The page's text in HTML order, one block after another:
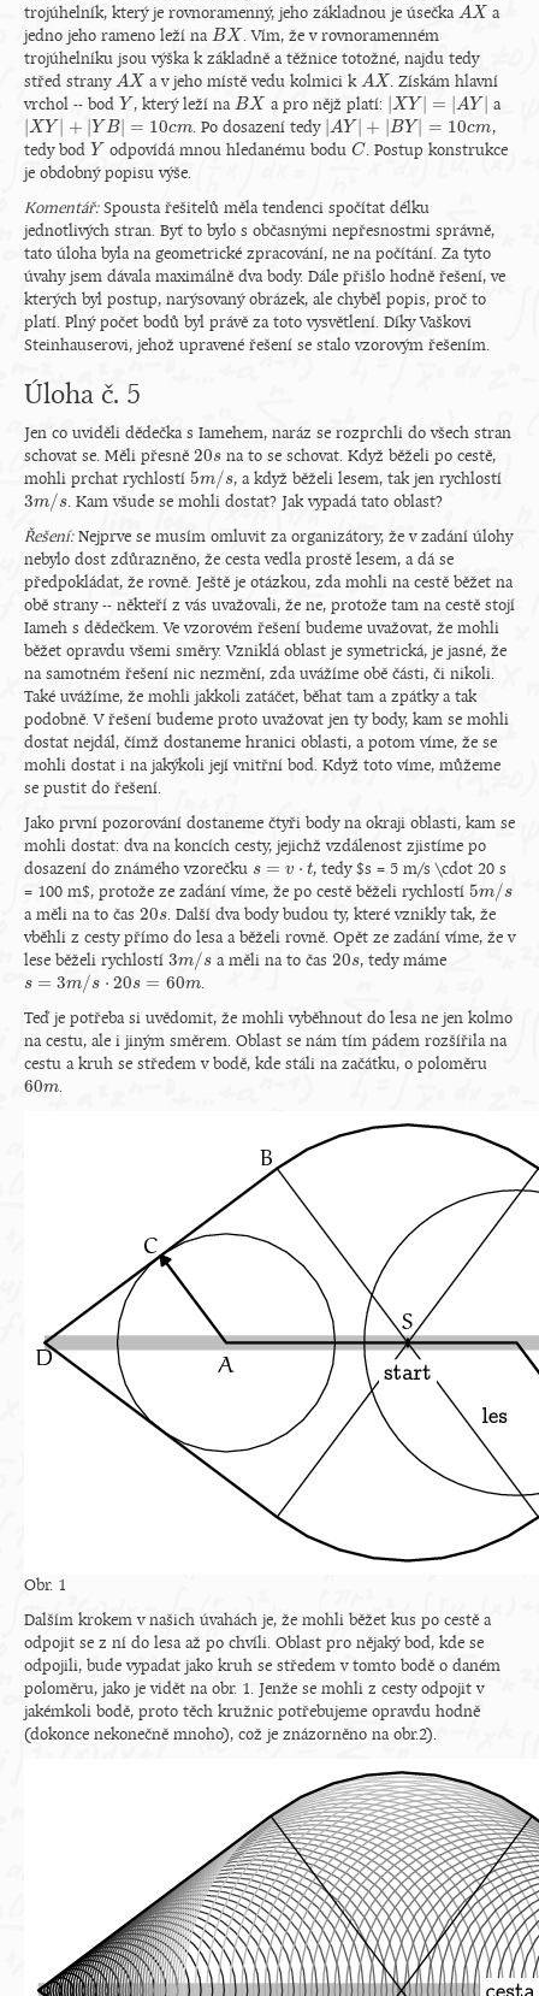
trojúhelník, který je rovnoramenný, jeho základnou je úsečka AX
AX
a
jedno jeho rameno leží na BX
BX . Vím, že v rovnoramenném
trojúhelníku jsou výška k základně a těžnice totožné, najdu tedy
střed strany AX
AX a v jeho místě vedu kolmici k AX
AX . Získám hlavní
vrchol -- bod Y
Y , který leží na BX
BX a pro nějž platí: X Y | = |AY
XY|= AY| a
X Y + Y B| = 10cm
XY|+ YB =10cm . Po dosazení tedy |AY | + BY| = 10cm
AY|+ BY =10c m
,
tedy bod Y
Y odpovídá mnou hledanému bodu C
C . Postup konstrukce
je obdobný popisu výše.
Komentář:Spousta řešitelů měla tendenci spočítat délku
jednotlivých stran. Byť to bylo s občasnými nepřesnostmi správně,
tato úloha byla na geometrické zpracování, ne na počítání. Za tyto
úvahy jsem dávala maximálně dva body. Dále přišlo hodně řešení, ve
kterých byl postup, narýsovaný obrázek, ale chyběl popis, proč to
platí. Plný počet bodů byl právě za toto vysvětlení. Díky Vaškovi
Steinhauserovi, jehož upravené řešení se stalo vzorovým řešením.
Úloha č. 5
Jen co uviděli dědečka s Iamehem, naráz se rozprchli do všech stran
schovat se. Měli přesně 20s
20s na to se schovat. Když běželi po cestě,
mohli prchat rychlostí 5m/s
5m/s , a když běželi lesem, tak jen rychlostí
3m/s
3m/s . Kam všude se mohli dostat? Jak vypadá tato oblast?
Řešení:Nejprve se musím omluvit za organizátory, že v zadání úlohy
nebylo dost zdůrazněno, že cesta vedla prostě lesem, a dá se
předpokládat, že rovně. Ještě je otázkou, zda mohli na cestě běžet na
obě strany -- někteří z vás uvažovali, že ne, protože tam na cestě stojí
Iameh s dědečkem. Ve vzorovém řešení budeme uvažovat, že mohli
běžet opravdu všemi směry. Vzniklá oblast je symetrická, je jasné, že
na samotném řešení nic nezmění, zda uvážíme obě části, či nikoli.
Také uvážíme, že mohli jakkoli zatáčet, běhat tam a zpátky a tak
podobně. V řešení budeme proto uvažovat jen ty body, kam se mohli
dostat nejdál, čímž dostaneme hranici oblasti, a potom víme, že se
mohli dostat i na jakýkoli její vnitřní bod. Když toto víme, můžeme
se pustit do řešení.
Jako první pozorování dostaneme čtyři body na okraji oblasti, kam se
mohli dostat: dva na koncích cesty, jejichž vzdálenost zjistíme po
dosazení do známého vzorečku s = v ⋅ t
s=v⋅ t
, tedy $s = 5 m/s \cdot 20 s
= 100 m$, protože ze zadání víme, že po cestě běželi rychlostí 5m/s
5m/s
a měli na to čas 20s
20s. Další dva body budou ty, které vznikly tak, že
vběhli z cesty přímo do lesa a běželi rovně. Opět ze zadání víme, že v
lese běželi rychlostí 3m/s
3m/s a měli na to čas 20s
20s , tedy máme
s = 3m/s ⋅ 20s = 60m
s=3m/s⋅20s = 60m
.
Teď je potřeba si uvědomit, že mohli vyběhnout do lesa ne jen kolmo
na cestu, ale i jiným směrem. Oblast se nám tím pádem rozšířila na
cestu a kruh se středem v bodě, kde stáli na začátku, o poloměru
60m
60m.
Obr. 1
Dalším krokem v našich úvahách je, že mohli běžet kus po cestě a
odpojit se z ní do lesa až po chvíli. Oblast pro nějaký bod, kde se
odpojili, bude vypadat jako kruh se středem v tomto bodě o daném
poloměru, jako je vidět na obr. 1. Jenže se mohli z cesty odpojit v
jakémkoli bodě, proto těch kružnic potřebujeme opravdu hodně
(dokonce nekonečně mnoho), což je znázorněno na obr.2).